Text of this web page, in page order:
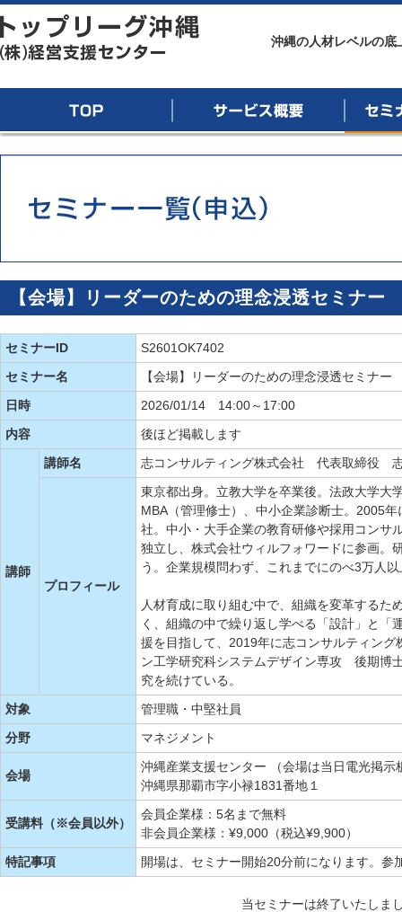
沖縄の人材レベルの底
【会場】リーダーのための理念浸透セミナー
セミナーID
S2601OK7402
セミナー名
【会場】リーダーのための理念浸透セミナー
日時
2026/01/14 14:00～17:00
内容
後ほど掲載します
講師
講師名 志コンサルティング株式会社 代表取締役
プロフィール
東京都出身。立教大学を卒業後。法政大学大
MBA（管理修士）、中小企業診断士。2005
社。中小・大手企業の教育研修や採用コンサ
独立し、株式会社ウィルフォワードに参画。
う。企業規模問わず、これまでにのべ3万人
人材育成に取り組む中で、組織を変革するた
く、組織の中で繰り返し学べる「設計」と「
援を目指して、2019年に志コンサルティン
ン工学研究科システムデザイン専攻 後期博
究を続けている。
対象
管理職・中堅社員
分野
マネジメント
会場
沖縄産業支援センター （会場は当日電光掲示
沖縄県那覇市字小禄1831番地１
受講料（※会員以外）
会員企業様：5名まで無料
非会員企業様：¥9,000（税込¥9,900）
特記事項
開場は、セミナー開始20分前になります。参
当セミナーは終了いたしま